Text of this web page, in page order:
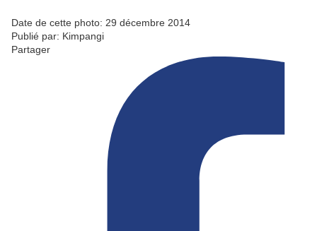
Date de cette photo: 29 décembre 2014
Publié par: Kimpangi
Partager